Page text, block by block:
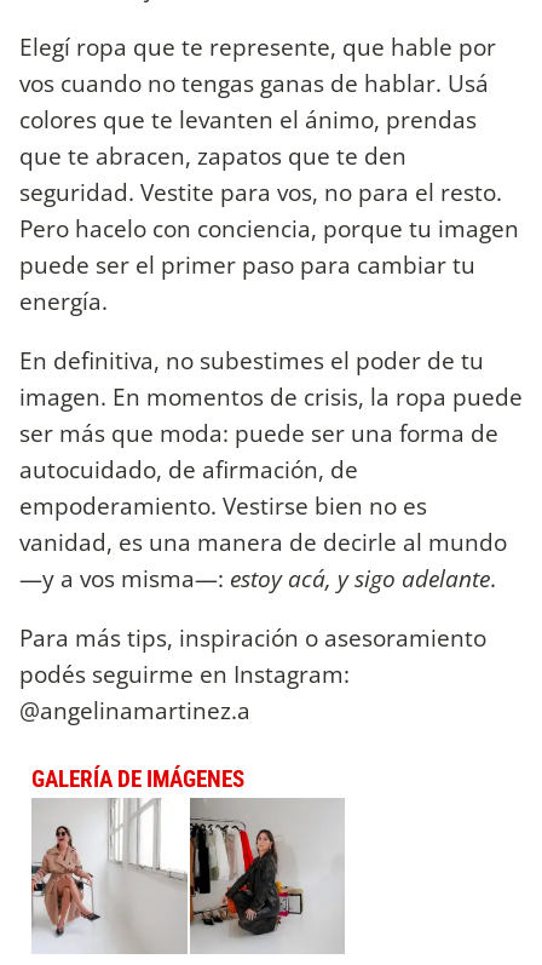
Elegí ropa que te represente, que hable por
vos cuando no tengas ganas de hablar. Usá
colores que te levanten el ánimo, prendas
que te abracen, zapatos que te den
seguridad. Vestite para vos, no para el resto.
Pero hacelo con conciencia, porque tu imagen
puede ser el primer paso para cambiar tu
energía.
En definitiva, no subestimes el poder de tu
imagen. En momentos de crisis, la ropa puede
ser más que moda: puede ser una forma de
autocuidado, de afirmación, de
empoderamiento. Vestirse bien no es
vanidad, es una manera de decirle al mundo
—y a vos misma—: estoy acá, y sigo adelante.
Para más tips, inspiración o asesoramiento
podés seguirme en Instagram:
@angelinamartinez.a
GALERÍA DE IMÁGENES